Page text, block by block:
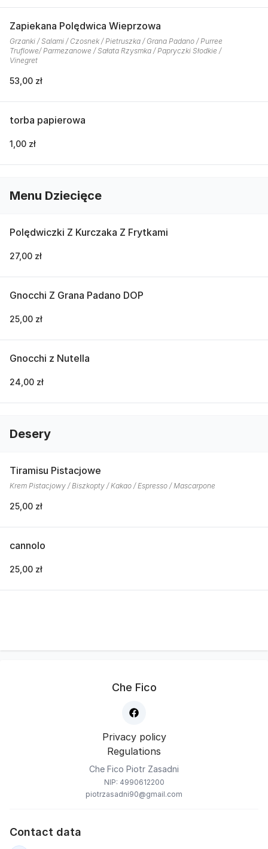
Zapiekana Polędwica Wieprzowa
Grzanki / Salami / Czosnek / Pietruszka / Grana Padano / Purree
Truflowe/ Parmezanowe / Sałata Rzysmka / Papryczki Słodkie /
Vinegret
53,00 zł
torba papierowa
1,00 zł
Menu Dziecięce
Polędwiczki Z Kurczaka Z Frytkami
27,00 zł
Gnocchi Z Grana Padano DOP
25,00 zł
Gnocchi z Nutella
24,00 zł
Desery
Tiramisu Pistacjowe
Krem Pistacjowy / Biszkopty / Kakao / Espresso / Mascarpone
25,00 zł
cannolo
25,00 zł
Che Fico
Privacy policy
Regulations
Che Fico Piotr Zasadni
NIP: 4990612200
piotrzasadni90@gmail.com
Contact data